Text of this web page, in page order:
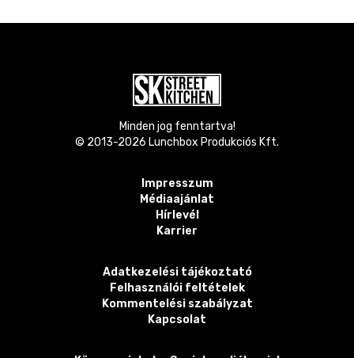
Minden jog fenntartva!
© 2013-2026 Lunchbox Produkciós Kft.
Impresszum
Médiaajánlat
Hírlevél
Karrier
Adatkezelési tájékoztató
Felhasználói feltételek
Kommentelési szabályzat
Kapcsolat